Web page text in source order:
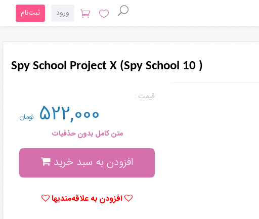
ورود ثبت‌نام
Spy School Project X (Spy School 10 )
قیمت :
522,000 تومان
متن کامل بدون حذفیات
افزودن به سبد خرید
افزودن به علاقه‌مندیها